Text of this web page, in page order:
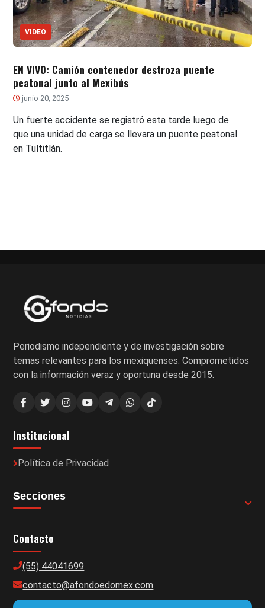
VIDEO
EN VIVO: Camión contenedor destroza puente
peatonal junto al Mexibús
junio 20, 2025
Un fuerte accidente se registró esta tarde luego de
que una unidad de carga se llevara un puente peatonal
en Tultitlán.
entradas
Periodismo independiente y de investigación sobre
temas relevantes para los mexiquenses. Comprometidos
con la información veraz y oportuna desde 2015.
Institucional
Política de Privacidad
Secciones
Contacto
(55) 44041699
contacto@afondoedomex.com